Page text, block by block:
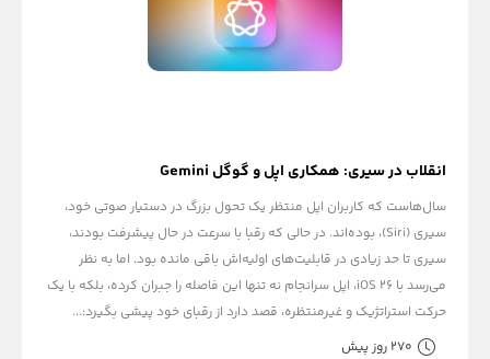
انقلاب در سیری: همکاری اپل و گوگل Gemini
سال‌هاست که کاربران اپل منتظر یک تحول بزرگ در دستیار صوتی خود،
سیری (Siri)، بوده‌اند. در حالی که رقبا با سرعت در حال پیشرفت بودند،
سیری تا حد زیادی در قابلیت‌های اولیه‌اش باقی مانده بود. اما به نظر
می‌رسد با iOS 26، اپل سرانجام نه تنها این فاصله را جبران کرده، بلکه با یک
حرکت استراتژیک و غیرمنتظره، قصد دارد از رقبای خود پیشی بگیرد:...
270 روز پیش